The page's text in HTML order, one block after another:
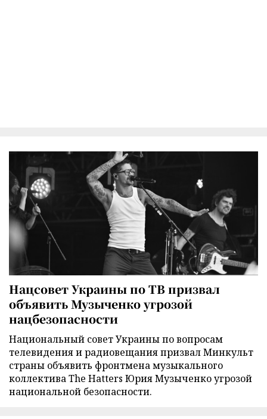
Нацсовет Украины по ТВ призвал
объявить Музыченко угрозой
нацбезопасности
Национальный совет Украины по вопросам
телевидения и радиовещания призвал Минкульт
страны объявить фронтмена музыкального
коллектива The Hatters Юрия Музыченко угрозой
национальной безопасности.